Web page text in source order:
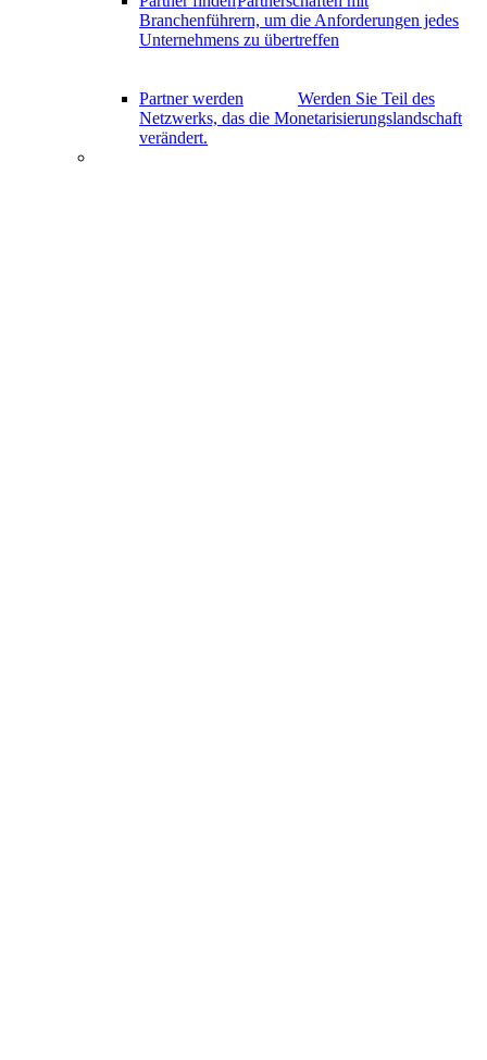
Branchenführern, um die Anforderungen jedes
Unternehmens zu übertreffen
Partner werden
Werden Sie Teil des
Netzwerks, das die Monetarisierungslandschaft
verändert.